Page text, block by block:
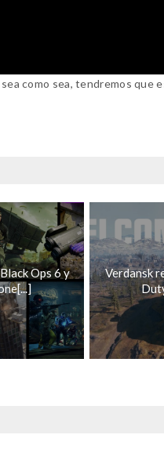
como sea, tendremos que
Ops 6 y
Verdansk